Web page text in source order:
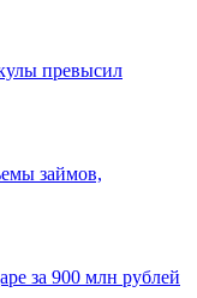
превысил
займов,
за 900 млн рублей